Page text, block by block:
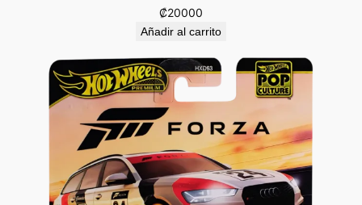
₡20000
Añadir al carrito